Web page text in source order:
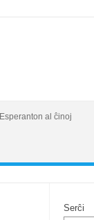
Esperanton al ĉinoj
Serĉi